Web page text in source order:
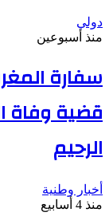
دولي
منذ أسبوعين
سفارة
قضية وفاة
الرحيم
أخبار وطنية
منذ 4 أسابيع